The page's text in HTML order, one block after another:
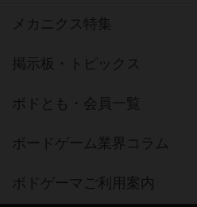
メカニクス特集
掲示板・トピックス
ボドとも・会員一覧
ボードゲーム業界コラム
ボドゲーマご利用案内